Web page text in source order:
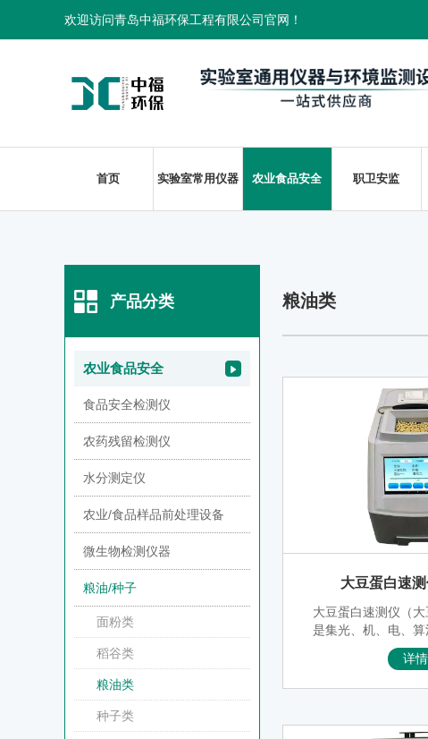
欢迎访问青岛中福环保工程有限公司官网！
首页 实验室常用仪器 农业食品安全 职卫安监
粮油类
大豆蛋白速
大豆蛋白速测仪（大
是集光、机、电、算
于一体的高技术集
单,2分钟出结果，
详
产品分类
农业食品安全
食品安全检测仪
农药残留检测仪
水分测定仪
农业/食品样品前处理设备
微生物检测仪器
粮油/种子
面粉类
稻谷类
粮油类
种子类